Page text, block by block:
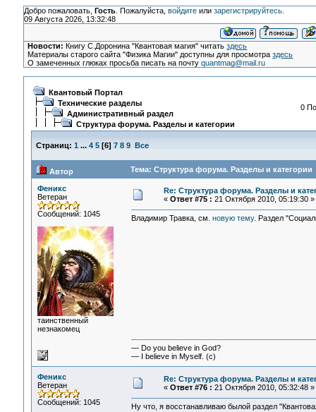
Добро пожаловать, Гость. Пожалуйста, войдитеили зарегистрируйтесь.
09 Августа 2026, 13:32:48
Новости: Книгу С.Доронина "Квантовая магия" читатьздесь
Материалы старого сайта "Физика Магии" доступны для просмотраздесь
О замеченных глюках просьба писать на почтуquantmag@mail.ru
Квантовый Портал
Технические разделы
Административный раздел
Структура форума. Разделы и категории
0
Страниц: 1 ... 4 5[6] 7 8 9 Все
Автор Тема: Структура форума. Разделы и категории
Феникс
Ветеран
Сообщений: 1045
таинственный
незнакомец
Re: Структура форума. Разделы и
« Ответ #75 : 21 Октября 2010, 05:19:30 »
Владимир Травка, см. новую тему. Раздел
— Do you believe in God?
— I believe in Myself. (c)
Феникс
Ветеран
Сообщений: 1045
Re: Структура форума. Разделы и
« Ответ #76 : 21 Октября 2010, 05:32:48 »
Ну что, я восстанавливаю былой раздел